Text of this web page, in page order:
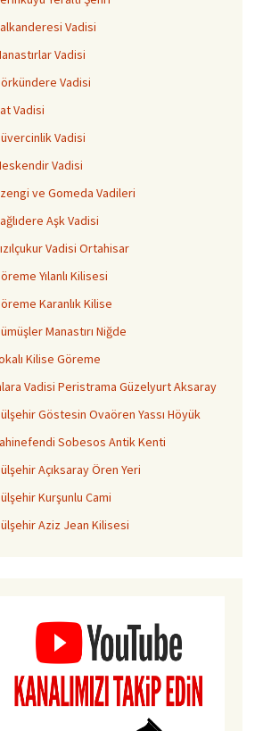
Vadisi
Vadisi
Vadisi
Vadisi
Vadisi
Vadisi
ve Gomeda Vadileri
Aşk Vadisi
Vadisi Ortahisar
Yılanlı Kilisesi
Karanlık Kilise
Manastırı Niğde
Kilise Göreme
Vadisi Peristrama Güzelyurt Aksaray
Göstesin Ovaören Yassı Höyük
Sobesos Antik Kenti
Açıksaray Ören Yeri
Kurşunlu Cami
Aziz Jean Kilisesi